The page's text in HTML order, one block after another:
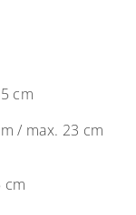
cm
/ max. 23 cm
cm